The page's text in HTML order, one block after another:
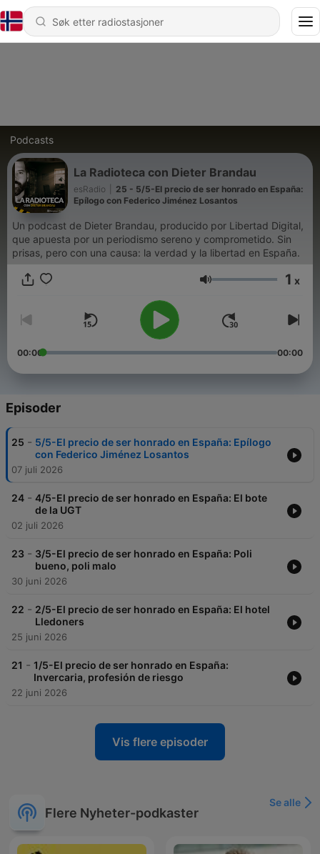
Podcasts
La Radioteca con Dieter Brandau
esRadio
25 - 5/5-El precio de ser honrado en España:
Epílogo con Federico Jiménez Losantos
Un podcast de Dieter Brandau, producido por Libertad Digital,
que apuesta por un periodismo sereno y comprometido. Sin
prisas, pero con una causa: la verdad y la libertad en España.
Volum 1 x
00:00 00:00
Episoder
25 - 5/5-El precio de ser honrado en España: Epílogo
con Federico Jiménez Losantos
07 juli 2026
24 - 4/5-El precio de ser honrado en España: El bote
de la UGT
02 juli 2026
23 - 3/5-El precio de ser honrado en España: Poli
bueno, poli malo
30 juni 2026
22 - 2/5-El precio de ser honrado en España: El hotel
Lledoners
25 juni 2026
21 - 1/5-El precio de ser honrado en España:
Invercaria, profesión de riesgo
22 juni 2026
Vis flere episoder
Flere Nyheter-podkaster
Se alle